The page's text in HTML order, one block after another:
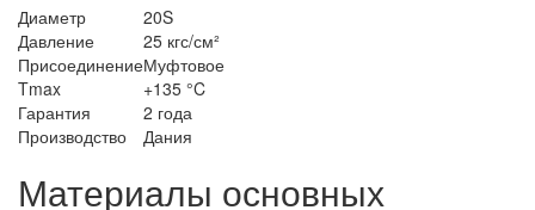
Диаметр
20S
Давление
25 кгс/см²
ПрисоединениеМуфтовое
Tmax
+135 °C
Гарантия
2 года
Производство
Дания
Материалы основных